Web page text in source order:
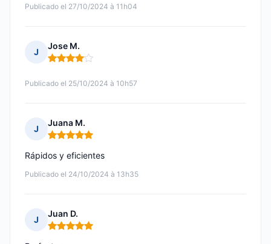
Publicado el 27/10/2024 à 11h04
J
Jose M.
Nota: 4 de 5
Publicado el 25/10/2024 à 10h57
J
Juana M.
Nota: 5 de 5
Publicado el 24/10/2024 à 13h35
Rápidos y eficientes
J
Juan D.
Nota: 5 de 5